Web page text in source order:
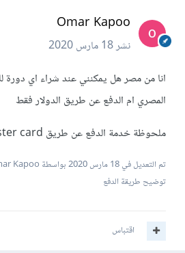
Omar Kapoo
نشر18 مارس 2020
انا من مصر هل يمكنني عند شراء اي دورة
المصري ام الدفع عن طريق الدولار فقط
ملحوظة خدمة الدفع عن طريق master card
تم التعديل في18 مارس 2020
بواسطة Omar Kapoo
توضيح طريقة الدفع
اقتباس